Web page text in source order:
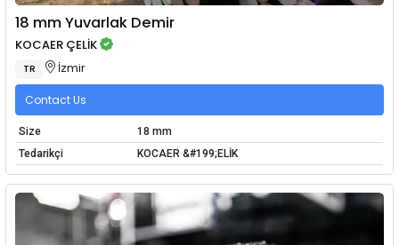
18 mm Yuvarlak Demir
KOCAER ÇELİK
TR İzmir
Contact Us
Size
18 mm
Tedarikçi
KOCAER &#199;ELİK